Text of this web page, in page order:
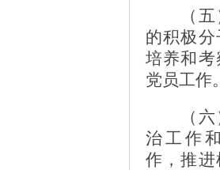
（五
的积极分
培养和
党员工作。
（六
治工作
作，推进